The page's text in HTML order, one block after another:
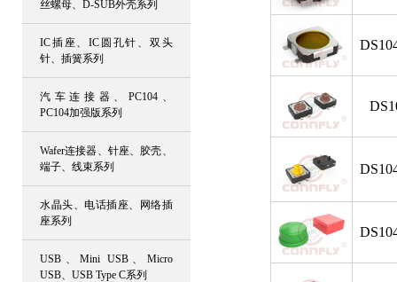
丝螺母、D-SUB外壳系列
IC插座、IC圆孔针、双头
针、插簧系列
汽车连接器、PC104、
PC104加强版系列
Wafer连接器、针座、胶壳、
端子、线束系列
水晶头、电话插座、网络插
座系列
USB、Mini USB、Micro
USB、USB Type C系列